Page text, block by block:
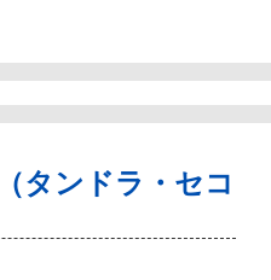
タンドラ・セコ